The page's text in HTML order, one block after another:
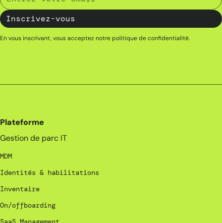
En vous inscrivant, vous acceptez notrepolitique de confidentialité.
Plateforme
Gestion de parc IT
MDM
Identités & habilitations
Inventaire
On/offboarding